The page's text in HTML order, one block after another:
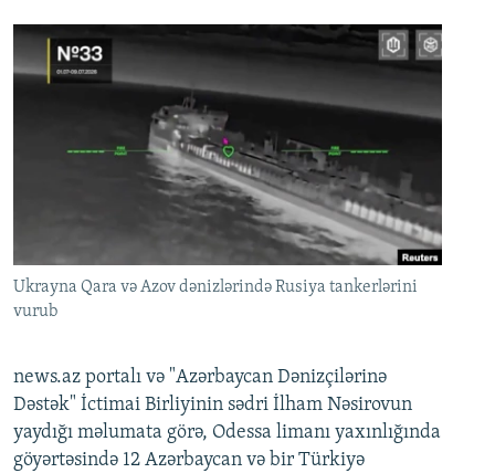
Ukrayna Qara və Azov dənizlərində Rusiya tankerlərini
vurub
news.az portalı və "Azərbaycan Dənizçilərinə
Dəstək" İctimai Birliyinin sədri İlham Nəsirovun
yaydığı məlumata görə, Odessa limanı yaxınlığında
göyərtəsində 12 Azərbaycan və bir Türkiyə